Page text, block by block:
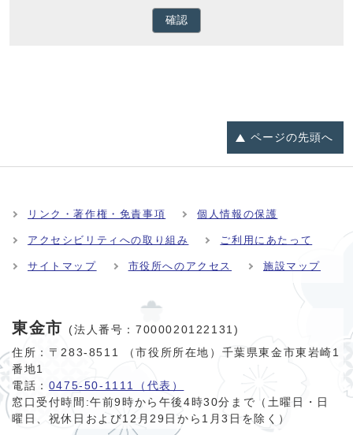
確認
ページの先頭へ
リンク・著作権・免責事項 個人情報の保護
アクセシビリティへの取り組み ご利用にあたって
サイトマップ 市役所へのアクセス 施設マップ
東金市
(法人番号：7000020122131)
住所：〒283-8511 （市役所所在地）千葉県東金市東岩崎1
番地1
電話： 0475-50-1111（代表）
窓口受付時間:午前9時から午後4時30分まで（土曜日・日
曜日、祝休日および12月29日から1月3日を除く）